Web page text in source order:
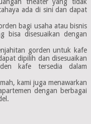
theater yang tidak
ada di sini dan dapat
bagi usaha atau bisnis
bisa disesuaikan dengan
gorden untuk kafe
dipilih dan disesuaikan
kafe tersedia dalam
kami juga menawarkan
dengan berbagai